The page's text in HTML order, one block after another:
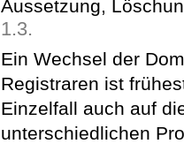
Aussetzung,
1.3.
Ein Wechsel der
Registraren ist
Einzelfall auch auf
unterschiedlichen